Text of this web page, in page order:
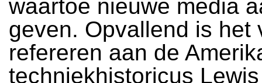
waartoe nieuwe media
geven. Opvallend is het
refereren aan de
techniekhistoricus